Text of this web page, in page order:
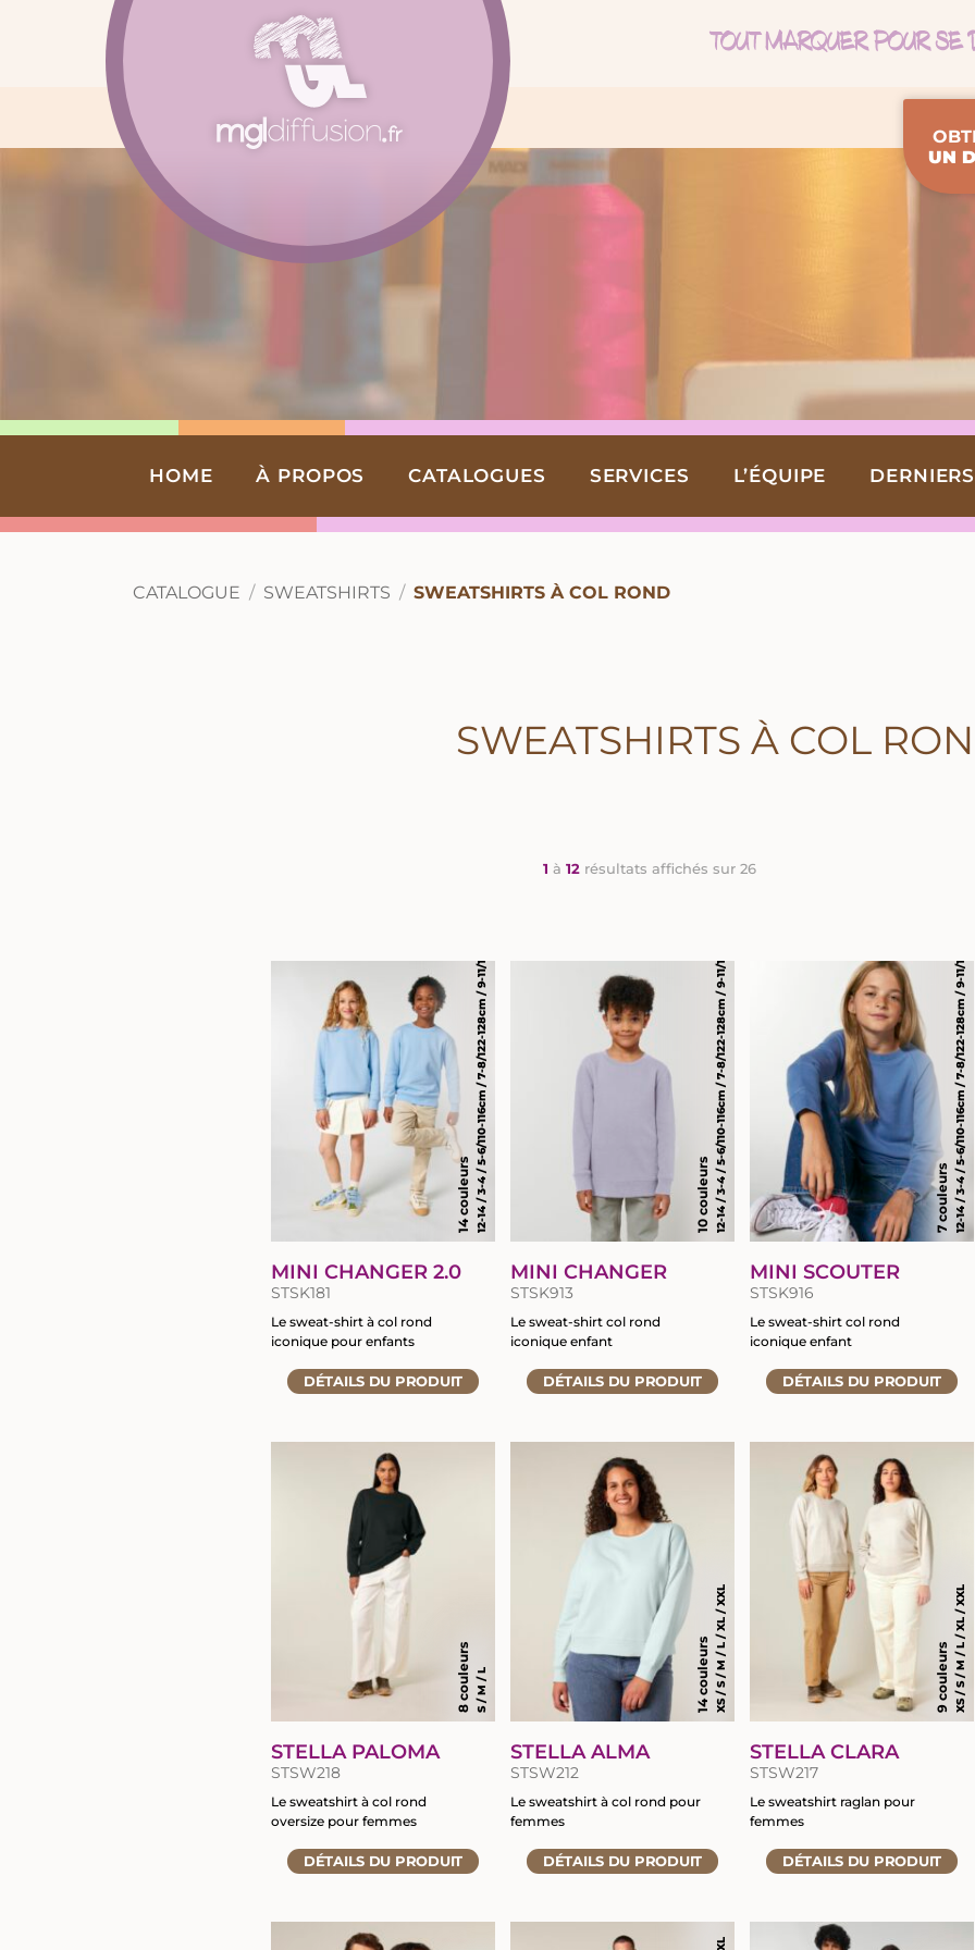
UN
HOME À PROPOS CATALOGUES SERVICES L’ÉQUIPE
CATALOGUE SWEATSHIRTS SWEATSHIRTS À COL ROND
SWEATSHIRTS À COL
1 à 12 résultats affichés sur 26
14 couleurs12-14 / 3-4 / 5-6/110-116cm / 7-8/122-128cm / 9-11/134-146cm
MINI CHANGER 2.0
STSK181
Le sweat-shirt à col rond
iconique pour enfants
Accéder
DÉTAILS DU PRODUIT
10 couleurs12-14 / 3-4 / 5-6/110-116cm / 7-8/122-128cm / 9-11/134-146cm
MINI CHANGER
STSK913
Le sweat-shirt col rond
iconique enfant
Accéder
DÉTAILS DU PRODUIT
7 couleurs12-14 / 3-4 / 5-6/110-116cm / 7-8/122-128cm / 9-11/134-146cm
MINI SCOUTER
STSK916
Le sweat-shirt col rond
iconique enfant
Accéder
produit
DÉTAILS DU PRODUIT
8 couleursS / M / L
STELLA PALOMA
STSW218
Le sweatshirt à col rond
oversize pour femmes
Accéder
DÉTAILS DU PRODUIT
14 couleursXS / S / M / L / XL / XXL
STELLA ALMA
STSW212
Le sweatshirt à col rond pour
femmes
Accéder
DÉTAILS DU PRODUIT
9 couleursXS / S / M / L / XL / XXL
STELLA CLARA
STSW217
Le sweatshirt raglan pour
femmes
Accéder
DÉTAILS DU PRODUIT